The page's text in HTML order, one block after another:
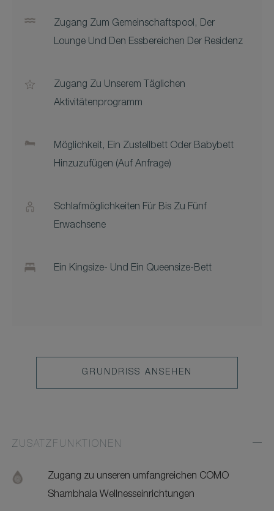
Zugang Zum Gemeinschaftspool, Der
Lounge Und Den Essbereichen Der Residenz
Zugang Zu Unserem Täglichen
Aktivitätenprogramm
Möglichkeit, Ein Zustellbett Oder Babybett
Hinzuzufügen (auf Anfrage)
Schlafmöglichkeiten Für Bis Zu Fünf
Erwachsene
Ein Kingsize- Und Ein Queensize-Bett
GRUNDRISS ANSEHEN
ZUSATZFUNKTIONEN
Zugang zu unseren umfangreichen COMO
Shambhala Wellnesseinrichtungen